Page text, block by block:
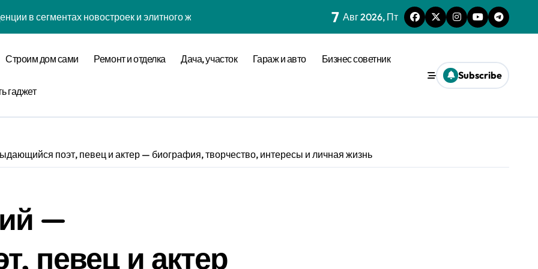
в сегментах новостроек и элитного жилья
улице 24
металлопроката
бизнес-класса у метро Павелецкая
для современного загородного строительства
и сервисных станций на крупных проспектах
7 Авг 2026, Пт
Строим дом сами Ремонт и отделка Дача, участок Гараж и авто Бизнес советник
гаджет
Subscribe
поэт, певец и актер — биография, творчество, интересы и личная жизнь
—
певец и актер